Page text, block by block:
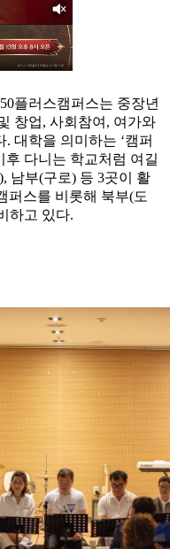
플러스캠퍼스는 중장년
창업, 사회참여, 여가와
대학을 의미하는 ‘캠퍼
후 다니는 학교처럼 여길
남부(구로) 등 3곳이 활
퍼스를 비롯해 북부(도
하고 있다.